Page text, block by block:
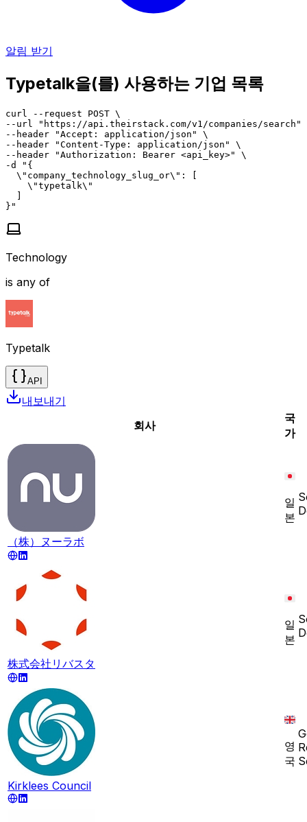
알림 받기
Typetalk을(를) 사용하는 기업 목록
curl --request POST \
--url "https://api.theirstack.com/v1/companies/search"
--header "Accept: application/json" \
--header "Content-Type: application/json" \
--header "Authorization: Bearer <api_key>" \
-d "{
  \"company_technology_slug_or\": [
    \"typetalk\"
  ]
}"
Technology
is any of
Typetalk
API
내보내기
회사
국
가
（株）ヌーラボ
일
본
株式会社リバスタ
일
본
Kirklees Council
영
국